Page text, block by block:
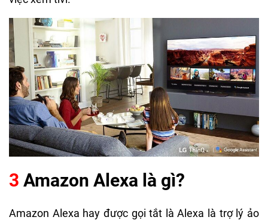
3 Amazon Alexa là gì?
Amazon Alexa hay được gọi tắt là Alexa là trợ lý ảo